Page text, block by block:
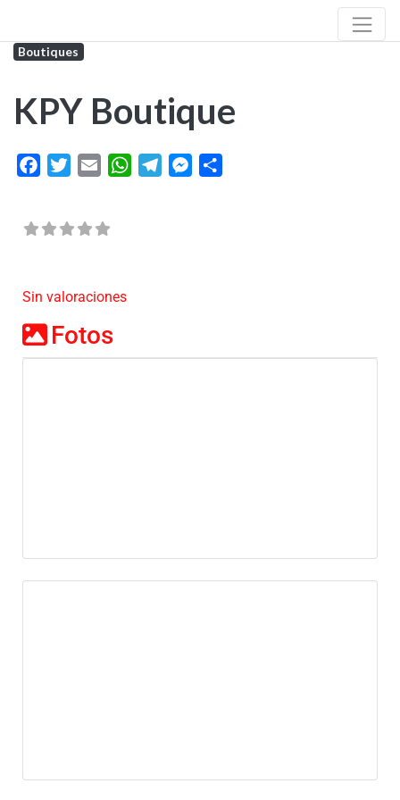
Boutiques
KPY Boutique
FacebookTwitterEmail WhatsAppTelegramMessenger
Sin valoraciones
Fotos